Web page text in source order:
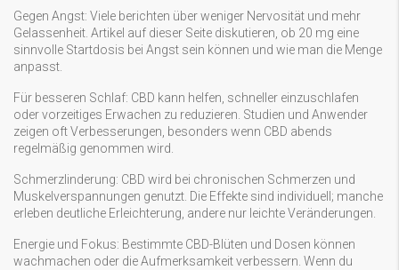
Gegen Angst: Viele berichten über weniger Nervosität und mehr
Gelassenheit. Artikel auf dieser Seite diskutieren, ob 20 mg eine
sinnvolle Startdosis bei Angst sein können und wie man die Menge
anpasst.
Für besseren Schlaf: CBD kann helfen, schneller einzuschlafen
oder vorzeitiges Erwachen zu reduzieren. Studien und Anwender
zeigen oft Verbesserungen, besonders wenn CBD abends
regelmäßig genommen wird.
Schmerzlinderung: CBD wird bei chronischen Schmerzen und
Muskelverspannungen genutzt. Die Effekte sind individuell; manche
erleben deutliche Erleichterung, andere nur leichte Veränderungen.
Energie und Fokus: Bestimmte CBD-Blüten und Dosen können
wachmachen oder die Aufmerksamkeit verbessern. Wenn du